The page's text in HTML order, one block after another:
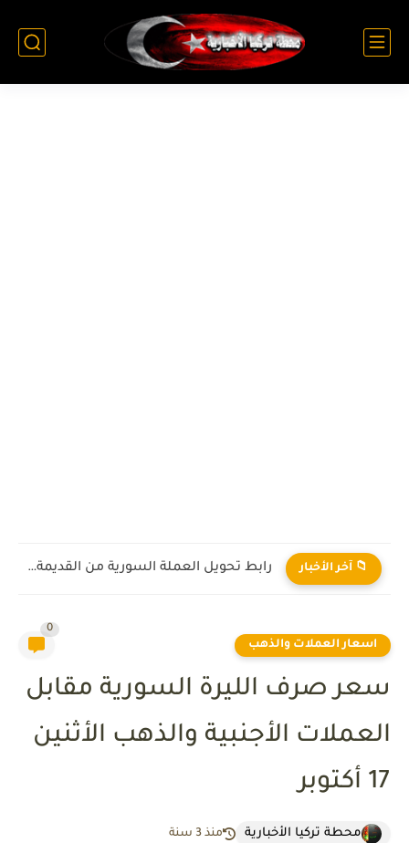
📁 آخر الأخبار رابط تحويل العملة السورية من القديمة إلى الجديدة 2026
اسعار العملات والذهب
0
سعر صرف الليرة السورية مقابل
العملات الأجنبية والذهب الأثنين
17 أكتوبر
محطة تركيا الأخبارية منذ 3 سنة